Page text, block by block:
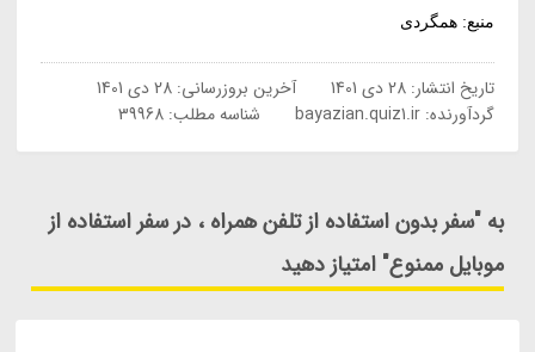
منبع: همگردی
تاریخ انتشار:28 دی 1401 آخرین بروزرسانی:28 دی 1401
گردآورنده:bayazian.quiz1.ir شناسه مطلب: 39968
به "سفر بدون استفاده از تلفن همراه ، در سفر استفاده از
موبایل ممنوع" امتیاز دهید